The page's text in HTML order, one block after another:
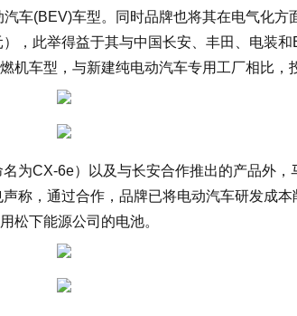
车(BEV)车型。同时品牌也将其在电气化方
，此举得益于其与中国长安、丰田、电装
机车型，与新建纯电动汽车专用工厂相比，
为CX-6e）以及与长安合作推出的产品外，
称，通过合作，品牌已将电动汽车研发成
松下能源公司的电池。